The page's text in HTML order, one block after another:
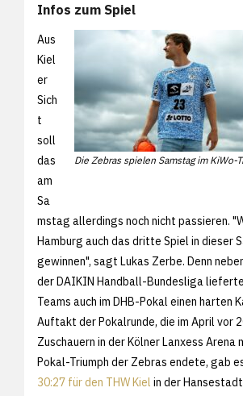
Infos zum Spiel
Die Zebras spielen Samstag im KiWo-
Aus
Kiel
er
Sich
t
soll
das
am
Sa
mstag allerdings noch nicht passieren.
Hamburg auch das dritte Spiel in dieser
gewinnen", sagt Lukas Zerbe. Denn
der DAIKIN Handball-Bundesliga
Teams auch im DHB-Pokal einen harten
Auftakt der Pokalrunde, die im April vor
Zuschauern in der Kölner Lanxess Arena
Pokal-Triumph der Zebras endete, gab
30:27 für den THW Kiel in der